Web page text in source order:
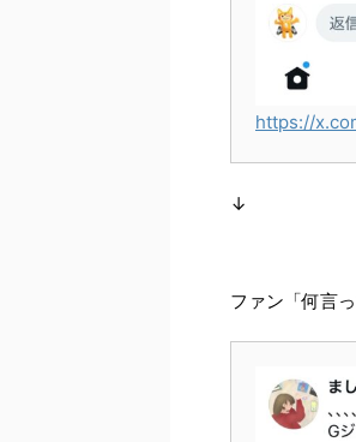
https://
↓
ファン「何言